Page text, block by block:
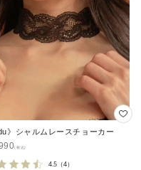
》シャルムレースチョーカー
4.5（4）